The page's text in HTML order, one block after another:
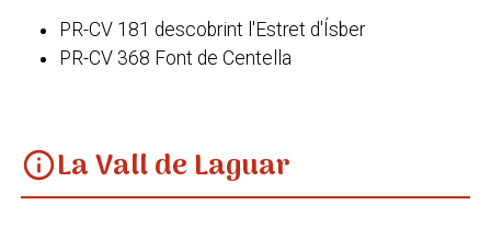
PR-CV 181 descobrint l'Estret d'Ísber
PR-CV 368 Font de Centella
infoLa Vall de Laguar